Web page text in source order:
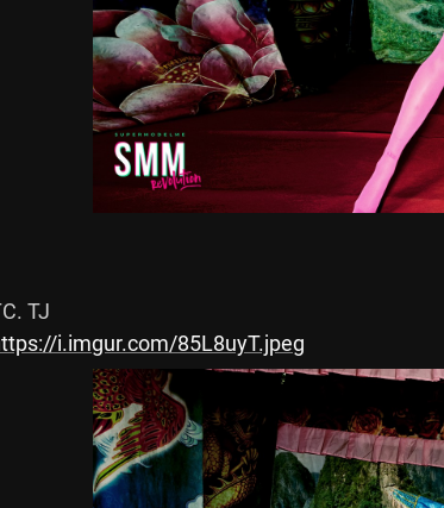
i.imgur.com/85L8uyT.jpeg